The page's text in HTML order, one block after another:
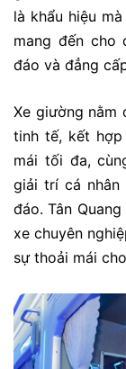
là khẩu hiệu
mang đến cho
đáo và đẳng
Xe giường nằm
tinh tế, kết
mái tối đa,
giải trí cá nhân
đáo. Tân
xe chuyên
sự thoải mái